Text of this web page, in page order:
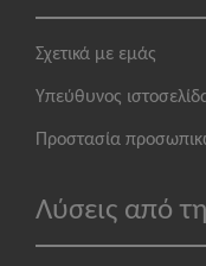
Σχετικά με εμάς
Υπεύθυνος
Προστασία
Λύσεις από